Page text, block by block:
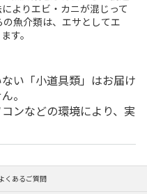
よりエビ・カニが混じって
魚介類は、エサとしてエ
す。
い「小道具類」はお届け
。
ンなどの環境により、実
くあるご質問